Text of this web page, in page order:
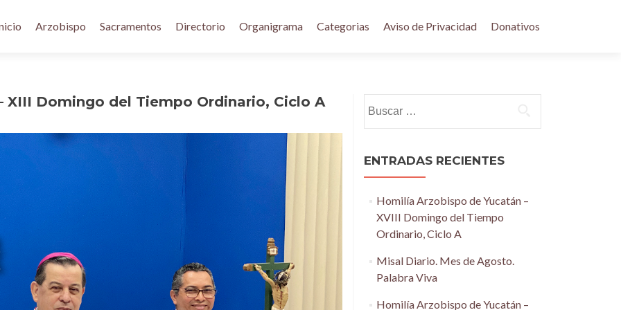
Arzobispo Sacramentos Directorio Organigrama Categorias Aviso de Privacidad Donativos
XIII Domingo del Tiempo Ordinario, Ciclo A
ENTRADAS RECIENTES
Homilía Arzobispo de Yucatán –
XVIII Domingo del Tiempo
Ordinario, Ciclo A
Misal Diario. Mes de Agosto.
Palabra Viva
Homilía Arzobispo de Yucatán –